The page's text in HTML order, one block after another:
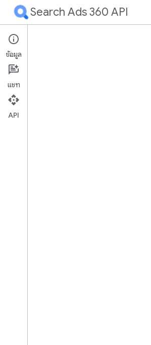
Search Ads 360 API
ภาพรวม
เริ่มต้นใช้งาน
ข้อมูล
แชท
API